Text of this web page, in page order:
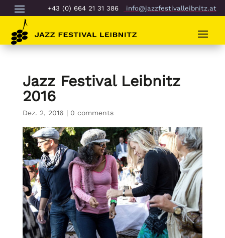
+43 (0) 664 21 31 386 info@jazzfestivalleibnitz.at
Jazz Festival Leibnitz
2016
Dez. 2, 2016 | 0 comments